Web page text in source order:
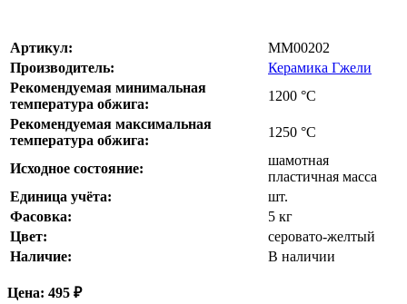
Артикул:
MM00202
Производитель:
Керамика Гжели
Рекомендуемая минимальная
температура обжига:
1200 °С
Рекомендуемая максимальная
температура обжига:
1250 °С
Исходное состояние:
шамотная
пластичная масса
Единица учёта:
шт.
Фасовка:
5 кг
Цвет:
серовато-желтый
Наличие:
В наличии
Цена: 495 ₽